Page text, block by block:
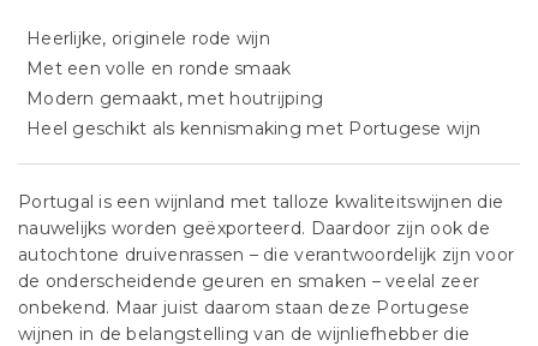
Heerlijke, originele rode wijn
Met een volle en ronde smaak
Modern gemaakt, met houtrijping
Heel geschikt als kennismaking met Portugese wijn
Portugal is een wijnland met talloze kwaliteitswijnen die
nauwelijks worden geëxporteerd. Daardoor zijn ook de
autochtone druivenrassen – die verantwoordelijk zijn voor
de onderscheidende geuren en smaken – veelal zeer
onbekend. Maar juist daarom staan deze Portugese
wijnen in de belangstelling van de wijnliefhebber die